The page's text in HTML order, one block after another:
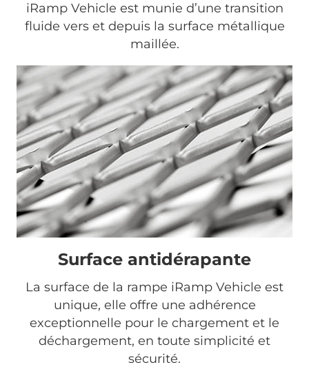
iRamp Vehicle est munie d’une transition
fluide vers et depuis la surface métallique
maillée.
Surface antidérapante
La surface de la rampe iRamp Vehicle est
unique, elle offre une adhérence
exceptionnelle pour le chargement et le
déchargement, en toute simplicité et
sécurité.